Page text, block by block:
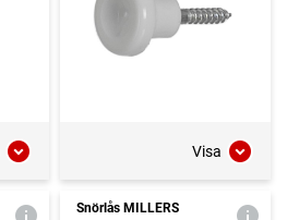
Visa
Snörlås MILLERS